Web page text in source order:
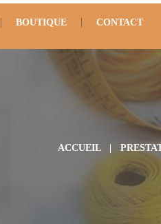
BOUTIQUE
CONTACT
ACCUEIL